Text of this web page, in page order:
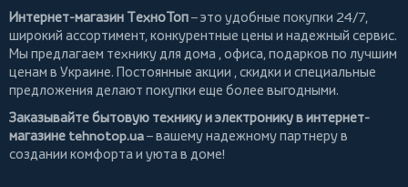
Интернет-магазин ТехноТоп– это удобные покупки 24/7,
широкий ассортимент, конкурентные цены и надежный сервис.
Мы предлагаем технику для дома , офиса, подарков по лучшим
ценам в Украине. Постоянные акции , скидки и специальные
предложения делают покупки еще более выгодными.
Заказывайте бытовую технику и электронику в интернет-
магазине tehnotop.ua– вашему надежному партнеру в
создании комфорта и уюта в доме!